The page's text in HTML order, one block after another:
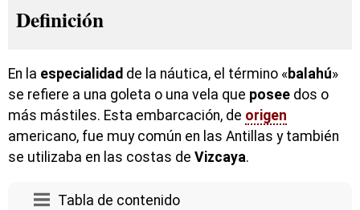
Definición
En la especialidad de la náutica, el término «balahú»
se refiere a una goleta o una vela que posee dos o
más mástiles. Esta embarcación, de origen
americano, fue muy común en las Antillas y también
se utilizaba en las costas de Vizcaya.
Tabla de contenido